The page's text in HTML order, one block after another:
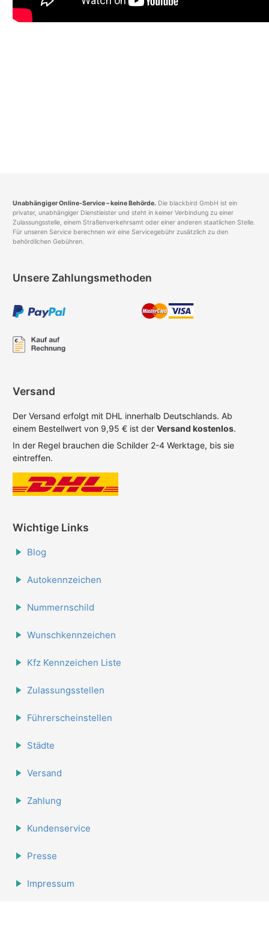
Unabhängiger Online-Service – keine Behörde. Die blackbird GmbH ist ein
privater, unabhängiger Dienstleister und steht in keiner Verbindung zu einer
Zulassungsstelle, einem Straßenverkehrsamt oder einer anderen staatlichen Stelle.
Für unseren Service berechnen wir eine Servicegebühr zusätzlich zu den
behördlichen Gebühren.
Unsere Zahlungsmethoden
Versand
Der Versand erfolgt mit DHL innerhalb Deutschlands. Ab
einem Bestellwert von 9,95 € ist der Versand kostenlos.
In der Regel brauchen die Schilder 2-4 Werktage, bis sie
eintreffen.
Wichtige Links
Blog
Autokennzeichen
Nummernschild
Wunschkennzeichen
Kfz Kennzeichen Liste
Zulassungsstellen
Führerscheinstellen
Städte
Versand
Zahlung
Kundenservice
Presse
Impressum